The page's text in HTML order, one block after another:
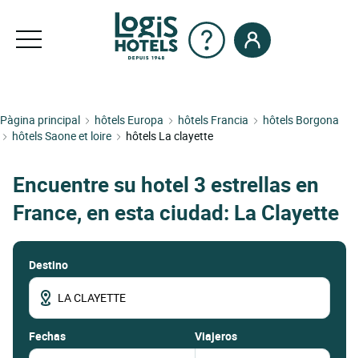
Pàgina principal hôtels Europa hôtels Francia
hôtels Borgona
hôtels Saone et loire
hôtels La clayette
Encuentre su hotel 3 estrellas en
France, en esta ciudad: La Clayette
Destino
fechas Viajeros